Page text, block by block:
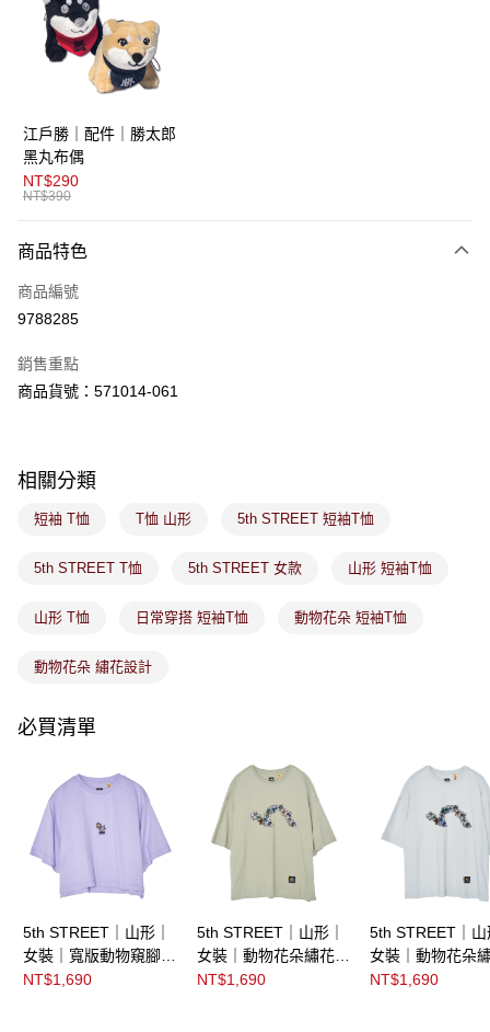
AFTEE先享後付
【關於「AFTEE先享後付」】
便利好安心！
１．簡單：不需註冊會員、不需綁卡、不需儲值。
２．便利：只要手機號碼，簡訊認證，即可結帳。
３．安心：先確認商品／服務後，再付款。
１．於結帳方式選擇「AFTEE先享後付」後，將跳轉至「AFTEE先享後付」
２．訂單成立數日內，您將收到繳費通知簡訊。
３．收到繳費通知簡訊後14天內，點擊此簡訊中的連結，可透過四大超商／
購買商品的店家。未經商家同意取消之訂單仍視為有效，需透過AFTEE先享
後付繳納相關費用。
【注意事項】
易，需依本服務之必要範圍內提供個人資料，並將交易相關給付款項請求債
２．關於個人資料處理事宜，請瀏覽以下網址：
「AFTEE先享後付」，若未經同意申辦者引起之損失，本公司不負相關責
４．使用「AFTEE先享後付」時，將依據個別帳號之用戶狀況，依本公司即
５．嚴禁一人註冊多個帳號或使用他人資訊註冊。若發現惡意使用之情形，
運送方式
全家取貨付款
免運費
免運費
7-11取貨付款
免運費
宅配
免運費
江戶勝｜配件｜勝太郎
黑丸布偶
NT$290
NT$390
商品特色
商品編號
9788285
銷售重點
商品貨號：571014-061
相關分類
短袖 T恤 T恤 山形 5th STREET 短袖T恤
5th STREET T恤 5th STREET 女款 山形 短袖T恤
山形 T恤 日常穿搭 短袖T恤 動物花朵 短袖T恤
動物花朵 繡花設計
必買清單
5th STREET｜山形｜
女裝｜寬版動物窺腳繡
花短袖T恤｜紫色
NT$1,690
5th STREET｜山形｜
女裝｜動物花朵繡花短
袖T恤｜綠色
NT$1,690
5th STREET｜山
女裝｜動物花朵
袖T恤｜淺灰
NT$1,690